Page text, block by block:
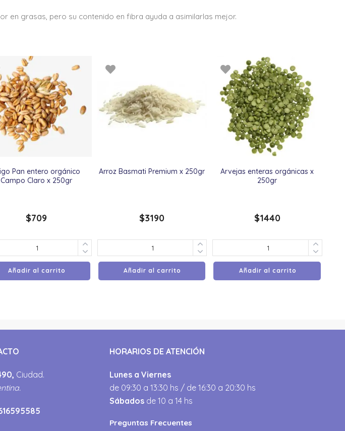
en grasas, pero su contenido en fibra ayuda a asimilarlas mejor.
Pan entero orgánico
Campo Claro x 250gr
$709
Añadir al carrito
Arroz Basmati Premium x 250gr
$3190
Añadir al carrito
Arvejas enteras orgánicas x
250gr
$1440
Añadir al carrito
Ciudad.
HORARIOS DE ATENCIÓN
Lunes a Viernes
de 09:30 a 13:30 hs / de 16:30 a 20:30 hs
Sábados de 10 a 14 hs
Preguntas Frecuentes